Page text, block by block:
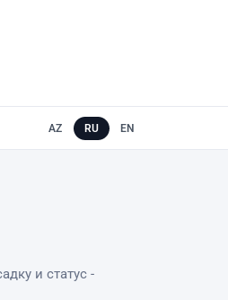
AZ RU EN
и статус -